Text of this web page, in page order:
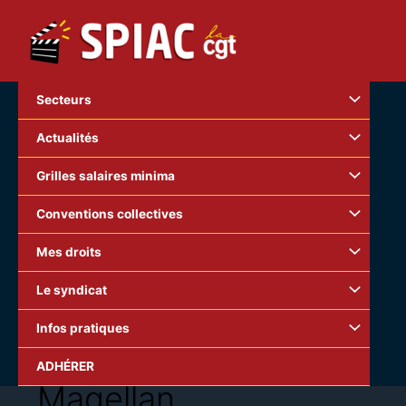
contenu
Secteurs
Actualités
Grilles salaires minima
Conventions collectives
Mes droits
Le syndicat
Infos pratiques
ADHÉRER